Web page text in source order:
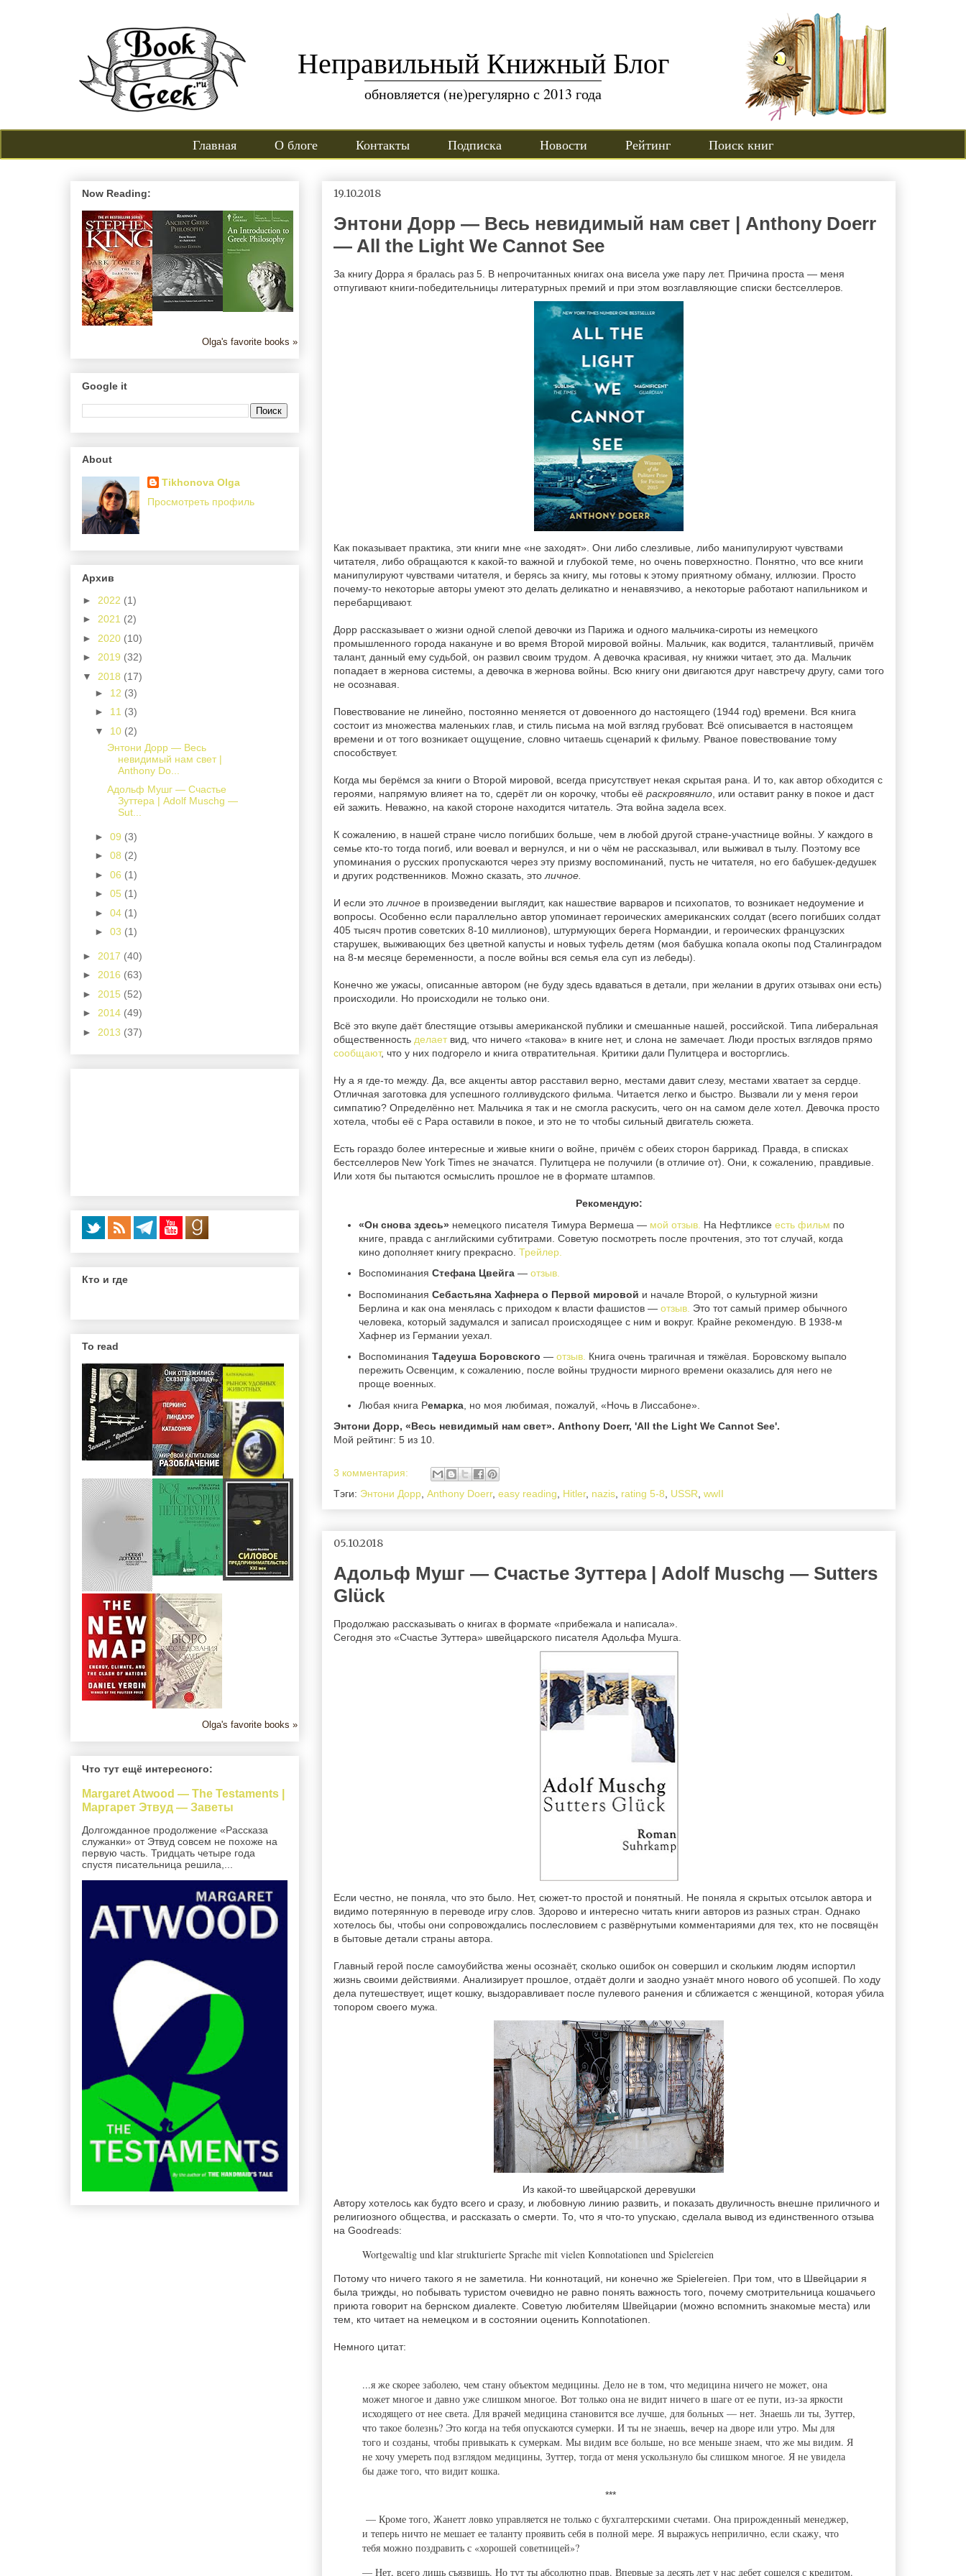
Неправильный Книжный Блог
обновляется (не)регулярно с 2013 года
Главная О блоге Контакты Подписка Новости Рейтинг Поиск книг
19.10.2018
Энтони Дорр — Весь невидимый нам свет | Anthony Doerr
— All the Light We Cannot See
За книгу Дорра я бралась раз 5. В непрочитанных книгах она висела уже пару лет. Причина проста — меня
отпугивают книги-победительницы литературных премий и при этом возглавляющие списки бестселлеров.
Как показывает практика, эти книги мне «не заходят». Они либо слезливые, либо манипулируют чувствами
читателя, либо обращаются к какой-то важной и глубокой теме, но очень поверхностно. Понятно, что все книги
манипулируют чувствами читателя, и берясь за книгу, мы готовы к этому приятному обману, иллюзии. Просто
почему-то некоторые авторы умеют это делать деликатно и ненавязчиво, а некоторые работают напильником и
перебарщивают.
Дорр рассказывает о жизни одной слепой девочки из Парижа и одного мальчика-сироты из немецкого
промышленного города накануне и во время Второй мировой войны. Мальчик, как водится, талантливый, причём
талант, данный ему судьбой, он развил своим трудом. А девочка красивая, ну книжки читает, это да. Мальчик
попадает в жернова системы, а девочка в жернова войны. Всю книгу они двигаются друг навстречу другу, сами того
не осознавая.
Повествование не линейно, постоянно меняется от довоенного до настоящего (1944 год) времени. Вся книга
состоит из множества маленьких глав, и стиль письма на мой взгляд грубоват. Всё описывается в настоящем
времени и от того возникает ощущение, словно читаешь сценарий к фильму. Рваное повествование тому
способствует.
Когда мы берёмся за книги о Второй мировой, всегда присутствует некая скрытая рана. И то, как автор обходится с
героями, напрямую влияет на то, сдерёт ли он корочку, чтобы её раскровянило , или оставит ранку в покое и даст
ей зажить. Неважно, на какой стороне находится читатель. Эта война задела всех.
К сожалению, в нашей стране число погибших больше, чем в любой другой стране-участнице войны. У каждого в
семье кто-то тогда погиб, или воевал и вернулся, и ни о чём не рассказывал, или выживал в тылу. Поэтому все
упоминания о русских пропускаются через эту призму воспоминаний, пусть не читателя, но его бабушек-дедушек
и других родственников. Можно сказать, это личное.
И если это личное в произведении выглядит, как нашествие варваров и психопатов, то возникает недоумение и
вопросы. Особенно если параллельно автор упоминает героических американских солдат (всего погибших солдат
405 тысяч против советских 8-10 миллионов), штурмующих берега Нормандии, и героических французских
старушек, выживающих без цветной капусты и новых туфель детям (моя бабушка копала окопы под Сталинградом
на 8-м месяце беременности, а после войны вся семья ела суп из лебеды).
Конечно же ужасы, описанные автором (не буду здесь вдаваться в детали, при желании в других отзывах они есть)
происходили. Но происходили не только они.
Всё это вкупе даёт блестящие отзывы американской публики и смешанные нашей, российской. Типа либеральная
общественность делаетвид, что ничего «такова» в книге нет, и слона не замечает. Люди простых взглядов прямо
сообщают, что у них подгорело и книга отвратительная. Критики дали Пулитцера и восторглись.
Ну а я где-то между. Да, все акценты автор расставил верно, местами давит слезу, местами хватает за сердце.
Отличная заготовка для успешного голливудского фильма. Читается легко и быстро. Вызвали ли у меня герои
симпатию? Определённо нет. Мальчика я так и не смогла раскусить, чего он на самом деле хотел. Девочка просто
хотела, чтобы её с Papa оставили в покое, и это не то чтобы сильный двигатель сюжета.
Есть гораздо более интересные и живые книги о войне, причём с обеих сторон баррикад. Правда, в списках
бестселлеров New York Times не значатся. Пулитцера не получили (в отличие от). Они, к сожалению, правдивые.
Или хотя бы пытаются осмыслить прошлое не в формате штампов.
Рекомендую:
«Он снова здесь» немецкого писателя Тимура Вермеша — мой отзыв. На Нефтликсе есть фильм по
книге, правда с английскими субтитрами. Советую посмотреть после прочтения, это тот случай, когда
кино дополняет книгу прекрасно. Трейлер.
Воспоминания Стефана Цвейга — отзыв.
Воспоминания Себастьяна Хафнера о Первой мировой и начале Второй, о культурной жизни
Берлина и как она менялась с приходом к власти фашистов — отзыв. Это тот самый пример обычного
человека, который задумался и записал происходящее с ним и вокруг. Крайне рекомендую. В 1938-м
Хафнер из Германии уехал.
Воспоминания Тадеуша Боровского — отзыв. Книга очень трагичная и тяжёлая. Боровскому выпало
пережить Освенцим, к сожалению, после войны трудности мирного времени оказались для него не
проще военных.
Любая книга Ремарка , но моя любимая, пожалуй, «Ночь в Лиссабоне».
Энтони Дорр, «Весь невидимый нам свет». Anthony Doerr, 'All the Light We Cannot See'.
Мой рейтинг: 5 из 10.
3 комментария:
Тэги: Энтони Дорр Anthony Doerr, easy reading Hitler, nazis rating 5-8 USSR wwII
05.10.2018
Адольф Мушг — Счастье Зуттера | Adolf Muschg — Sutters
Glück
Продолжаю рассказывать о книгах в формате «прибежала и написала».
Сегодня это «Счастье Зуттера» швейцарского писателя Адольфа Мушга.
Если честно, не поняла, что это было. Нет, сюжет-то простой и понятный. Не поняла я скрытых отсылок автора и
видимо потерянную в переводе игру слов. Здорово и интересно читать книги авторов из разных стран. Однако
хотелось бы, чтобы они сопровождались послесловием с развёрнутыми комментариями для тех, кто не посвящён
в бытовые детали страны автора.
Главный герой после самоубийства жены осознаёт, сколько ошибок он совершил и скольким людям испортил
жизнь своими действиями. Анализирует прошлое, отдаёт долги и заодно узнаёт много нового об усопшей. По ходу
дела путешествует, ищет кошку, выздоравливает после пулевого ранения и сближается с женщиной, которая убила
топором своего мужа.
Из какой-то швейцарской деревушки
Автору хотелось как будто всего и сразу, и любовную линию развить, и показать двуличность внешне приличного и
религиозного общества, и рассказать о смерти. То, что я что-то упускаю, сделала вывод из единственного отзыва
на Goodreads:
Wortgewaltig und klar strukturierte Sprache mit vielen Konnotationen und Spielereien
Потому что ничего такого я не заметила. Ни коннотаций, ни конечно же Spielereien. При том, что в Швейцарии я
была трижды, но побывать туристом очевидно не равно понять важность того, почему смотрительница кошачьего
приюта говорит на бернском диалекте. Советую любителям Швейцарии (можно вспомнить знакомые места) или
тем, кто читает на немецком и в состоянии оценить Konnotationen.
Немного цитат:
...я же скорее заболею, чем стану объектом медицины. Дело не в том, что медицина ничего не может, она
может многое и давно уже слишком многое. Вот только она не видит ничего в шаге от ее пути, из-за яркости
исходящего от нее света. Для врачей медицина становится все лучше, для больных — нет. Знаешь ли ты, Зуттер,
что такое болезнь? Это когда на тебя опускаются сумерки. И ты не знаешь, вечер на дворе или утро. Мы для
того и созданы, чтобы привыкать к сумеркам. Мы видим все больше, но все меньше знаем, что же мы видим. Я
не хочу умереть под взглядом медицины, Зуттер, тогда от меня ускользнуло бы слишком многое. Я не увидела
бы даже того, что видит кошка.
***
— Кроме того, Жанетт ловко управляется не только с бухгалтерскими счетами. Она прирожденный менеджер,
и теперь ничто не мешает ее таланту проявить себя в полной мере. Я выражусь неприлично, если скажу, что
тебя можно поздравить с «хорошей советницей»?
— Нет, всего лишь съязвишь. Но тут ты абсолютно прав. Впервые за десять лет у нас дебет сошелся с кредитом.
Now Reading:
Olga's favorite books »
Google it
About
Tikhonova Olga
Просмотреть профиль
Архив
► 2022 (1)
► 2021 (2)
► 2020 (10)
► 2019 (32)
▼ 2018 (17)
► 12 (3)
► 11 (3)
▼ 10 (2)
Энтони Дорр — Весь
невидимый нам свет |
Anthony Do...
Адольф Мушг — Счастье
Зуттера | Adolf Muschg —
Sut...
► 09 (3)
► 08 (2)
► 06 (1)
► 05 (1)
► 04 (1)
► 03 (1)
► 2017 (40)
► 2016 (63)
► 2015 (52)
► 2014 (49)
► 2013 (37)
Кто и где
To read
Olga's favorite books »
Что тут ещё интересного:
Margaret Atwood — The Testaments |
Маргарет Этвуд — Заветы
Долгожданное продолжение «Рассказа
служанки» от Этвуд совсем не похоже на
первую часть. Тридцать четыре года
спустя писательница решила,...